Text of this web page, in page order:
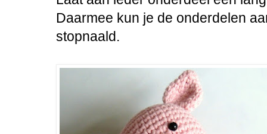
Daarmee kun je de onderdelen
stopnaald.